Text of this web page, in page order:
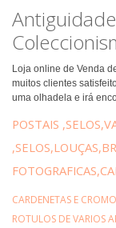
Loja online de Venda
muitos clientes
uma olhadela e irá
POSTAIS
CARDENETAS E
ROTULOS DE VARIOS